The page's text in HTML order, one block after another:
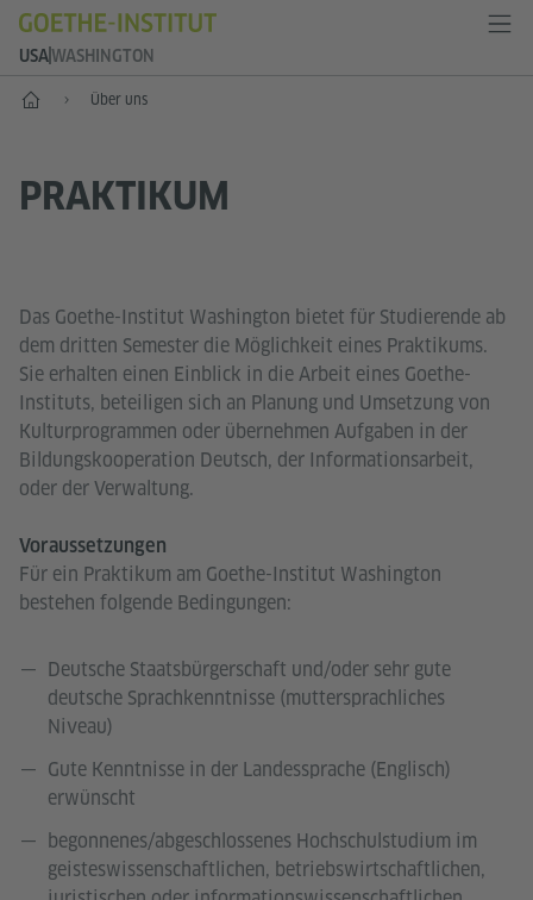
USAWASHINGTON
Start Über uns
PRAKTIKUM
Das Goethe-Institut Washington bietet für Studierende ab
dem dritten Semester die Möglichkeit eines Praktikums.
Sie erhalten einen Einblick in die Arbeit eines Goethe-
Instituts, beteiligen sich an Planung und Umsetzung von
Kulturprogrammen oder übernehmen Aufgaben in der
Bildungskooperation Deutsch, der Informationsarbeit,
oder der Verwaltung.
Voraussetzungen
Für ein Praktikum am Goethe-Institut Washington
bestehen folgende Bedingungen:
Deutsche Staatsbürgerschaft und/oder sehr gute
deutsche Sprachkenntnisse (muttersprachliches
Niveau)
Gute Kenntnisse in der Landessprache (Englisch)
erwünscht
begonnenes/abgeschlossenes Hochschulstudium im
geisteswissenschaftlichen, betriebswirtschaftlichen,